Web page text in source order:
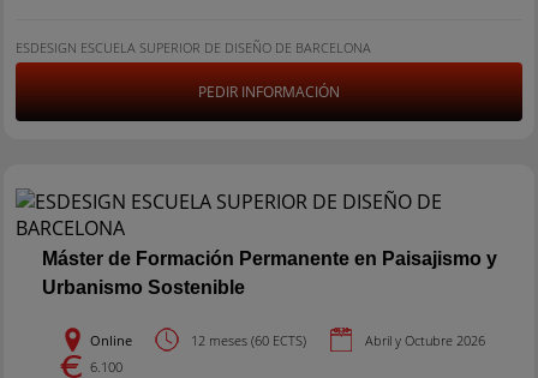
ESDESIGN ESCUELA SUPERIOR DE DISEÑO DE BARCELONA
PEDIR INFORMACIÓN
Máster de Formación Permanente en Paisajismo y
Urbanismo Sostenible
Online 12 meses (60 ECTS)
Abril y Octubre 2026
6.100